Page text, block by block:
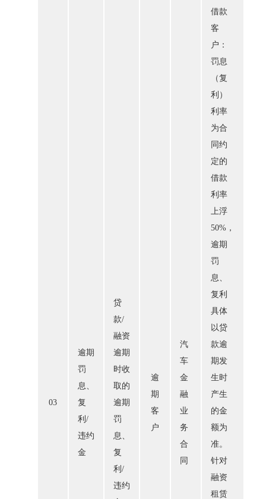
03
逾期
罚
息、
复
利/
违约
金
贷
款/
融资
逾期
时收
取的
逾期
罚
息、
复
利/
违约
逾
期
客
户
汽
车
金
融
业
务
合
同
借款
客
户：
罚息
（复
利）
利率
为合
同约
定的
借款
利率
上浮
50%，
逾期
罚
息、
复利
具体
以贷
款逾
期发
生时
产生
的金
额为
准。
针对
融资
租赁